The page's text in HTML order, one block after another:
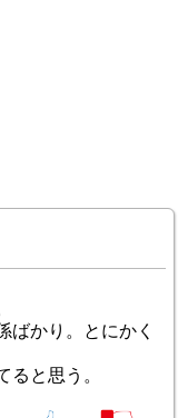
ばかり。とにかく
ると思う。